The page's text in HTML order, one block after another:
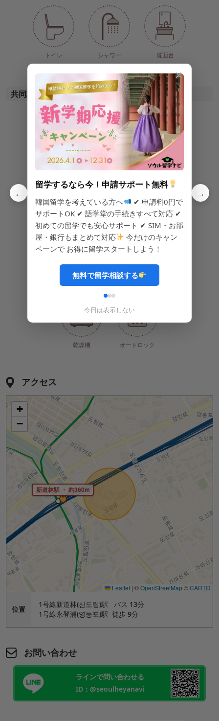
トイレ シャワー 洗面台
共同設備
CCTV(防犯カメラ) 浄水器 電子レンジ
IHコンロ 食器類 キムチ
ラーメン 洗濯機
乾燥機 オートロック
アクセス
新道林駅 ・ 約360m
+
−
Leaflet | ©OpenStreetMap©CARTO
位置
1号線新道林(신도림)駅 バス 13分
1号線永登浦(영등포)駅 徒歩 9分
お問い合わせ
ラインで問い合わせる
ID：@seoulheyanavi
←
✕
留学するなら今！申請サポート無料
韓国留学を考えている方へ
✔ 申請料0円で
サポートOK ✔ 語学堂の手続きすべて対応 ✔
初めての留学でも安心サポート ✔ SIM・お部
屋・銀行もまとめて対応
今だけのキャン
ペーンで お得に留学スタートしよう！
無料で留学相談する
今日は表示しない
→